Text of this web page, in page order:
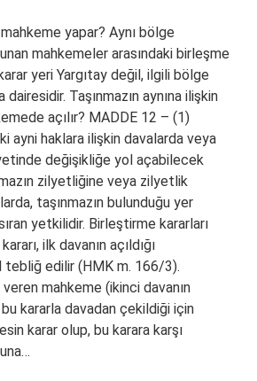
yapar? Aynı bölge
mahkemeler arasındaki birleşme
yeri Yargıtay değil, ilgili bölge
Taşınmazın aynına ilişkin
açılır? MADDE 12 – (1)
ayni haklara ilişkin davalarda veya
değişikliğe yol açabilecek
zilyetliğine veya zilyetlik
taşınmazın bulunduğu yer
yetkilidir. Birleştirme kararları
ilk davanın açıldığı
tebliğ edilir (HMK m. 166/3).
veren mahkeme (ikinci davanın
bu kararla davadan çekildiği için
karar olup, bu karara karşı